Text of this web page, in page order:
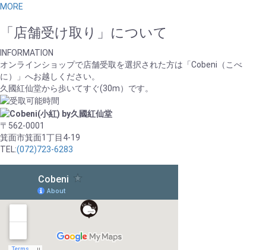
MORE
「店舗受け取り」について
INFORMATION
オンラインショップで店舗受取を選択された方は「Cobeni（こべ
に）」へお越しください。
久國紅仙堂から歩いてすぐ(30m）です。
〒562-0001
箕面市箕面1丁目4-19
TEL:(072)723-6283